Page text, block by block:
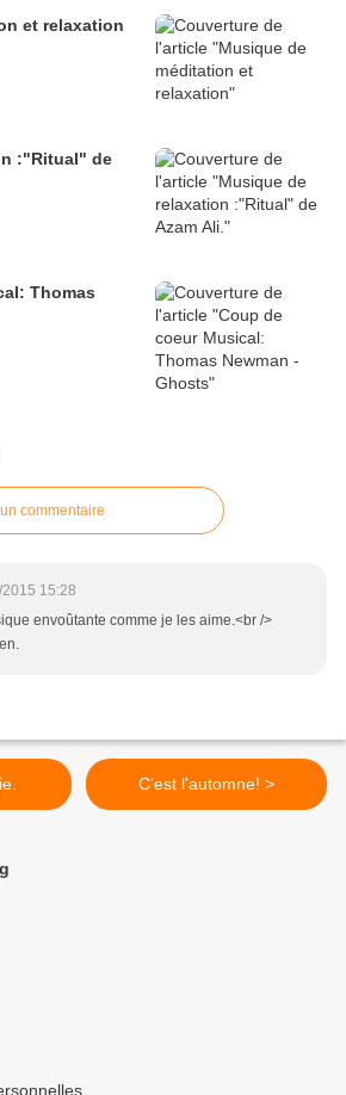
et relaxation
:"Ritual" de
Thomas
commentaire
15:28
envoûtante comme je les aime.<br />
C'est l'automne! >